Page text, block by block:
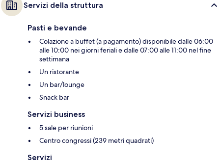
Servizi della struttura
Pasti e bevande
Colazione a buffet (a pagamento) disponibile dalle 06:00
alle 10:00 nei giorni feriali e dalle 07:00 alle 11:00 nel fine
settimana
Un ristorante
Un bar/lounge
Snack bar
Servizi business
5 sale per riunioni
Centro congressi (239 metri quadrati)
Servizi